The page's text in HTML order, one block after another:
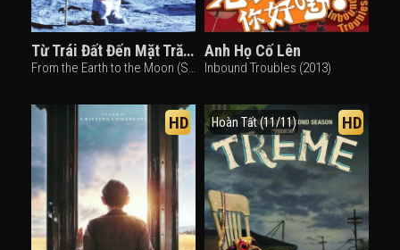
Từ Trái Đất Đến Mặt Trăng
From the Earth to the Moon (Season 1) (1998)
Anh Họ Cố Lên
Inbound Troubles (2013)
HD Hoàn Tất (11/11) HD